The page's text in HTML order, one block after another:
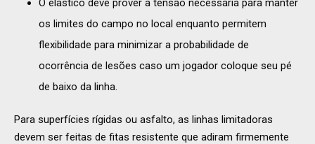
O elástico deve prover a tensão necessária para manter
os limites do campo no local enquanto permitem
flexibilidade para minimizar a probabilidade de
ocorrência de lesões caso um jogador coloque seu pé
de baixo da linha.
Para superfícies rígidas ou asfalto, as linhas limitadoras
devem ser feitas de fitas resistente que adiram firmemente